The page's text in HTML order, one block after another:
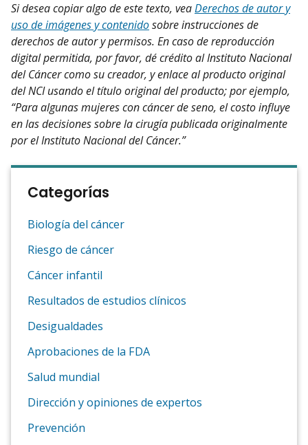
Si desea copiar algo de este texto, veaDerechos de autor y
uso de imágenes y contenidosobre instrucciones de
derechos de autor y permisos. En caso de reproducción
digital permitida, por favor, dé crédito al Instituto Nacional
del Cáncer como su creador, y enlace al producto original
del NCI usando el título original del producto; por ejemplo,
“Para algunas mujeres con cáncer de seno, el costo influye
en las decisiones sobre la cirugía publicada originalmente
por el Instituto Nacional del Cáncer.”
Categorías
Biología del cáncer
Riesgo de cáncer
Cáncer infantil
Resultados de estudios clínicos
Desigualdades
Aprobaciones de la FDA
Salud mundial
Dirección y opiniones de expertos
Prevención